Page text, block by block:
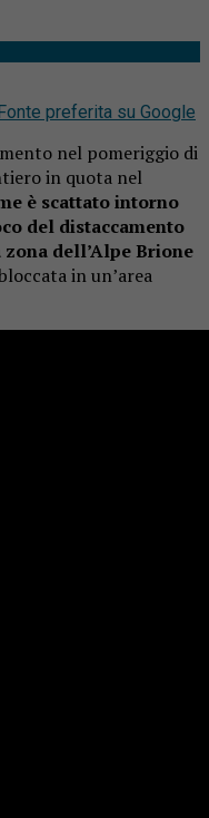
preferita su Google
nel pomeriggio di
in quota nel
è scattato intorno
del distaccamento
dell’Alpe Brione
in un’area